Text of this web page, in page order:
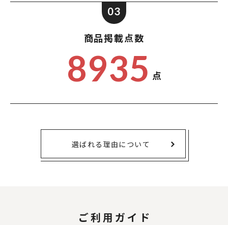
03
商品掲載点数
8935 点
選ばれる理由について
ご利用ガイド